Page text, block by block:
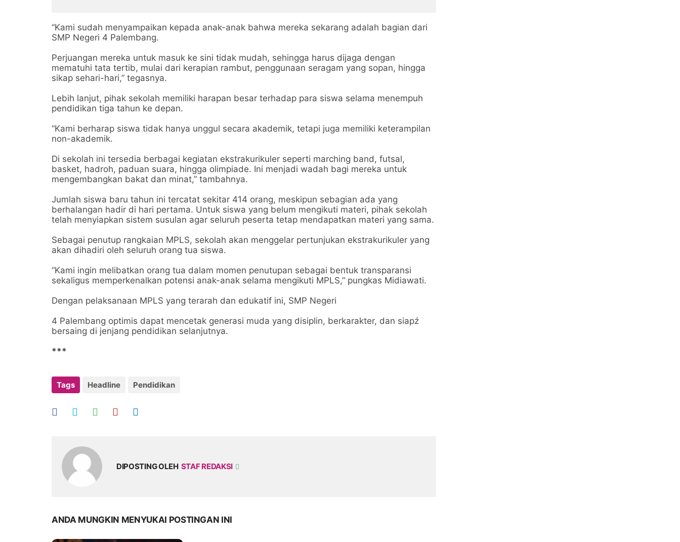
“Kami sudah menyampaikan kepada anak-anak bahwa mereka sekarang adalah bagian dari
SMP Negeri 4 Palembang.
Perjuangan mereka untuk masuk ke sini tidak mudah, sehingga harus dijaga dengan
mematuhi tata tertib, mulai dari kerapian rambut, penggunaan seragam yang sopan, hingga
sikap sehari-hari,” tegasnya.
Lebih lanjut, pihak sekolah memiliki harapan besar terhadap para siswa selama menempuh
pendidikan tiga tahun ke depan.
“Kami berharap siswa tidak hanya unggul secara akademik, tetapi juga memiliki keterampilan
non-akademik.
Di sekolah ini tersedia berbagai kegiatan ekstrakurikuler seperti marching band, futsal,
basket, hadroh, paduan suara, hingga olimpiade. Ini menjadi wadah bagi mereka untuk
mengembangkan bakat dan minat,” tambahnya.
Jumlah siswa baru tahun ini tercatat sekitar 414 orang, meskipun sebagian ada yang
berhalangan hadir di hari pertama. Untuk siswa yang belum mengikuti materi, pihak sekolah
telah menyiapkan sistem susulan agar seluruh peserta tetap mendapatkan materi yang sama.
Sebagai penutup rangkaian MPLS, sekolah akan menggelar pertunjukan ekstrakurikuler yang
akan dihadiri oleh seluruh orang tua siswa.
“Kami ingin melibatkan orang tua dalam momen penutupan sebagai bentuk transparansi
sekaligus memperkenalkan potensi anak-anak selama mengikuti MPLS,” pungkas Midiawati.
Dengan pelaksanaan MPLS yang terarah dan edukatif ini, SMP Negeri
4 Palembang optimis dapat mencetak generasi muda yang disiplin, berkarakter, dan siapź
bersaing di jenjang pendidikan selanjutnya.
***
Tags Headline Pendidikan
DIPOSTING OLEH STAF REDAKSI
ANDA MUNGKIN MENYUKAI POSTINGAN INI